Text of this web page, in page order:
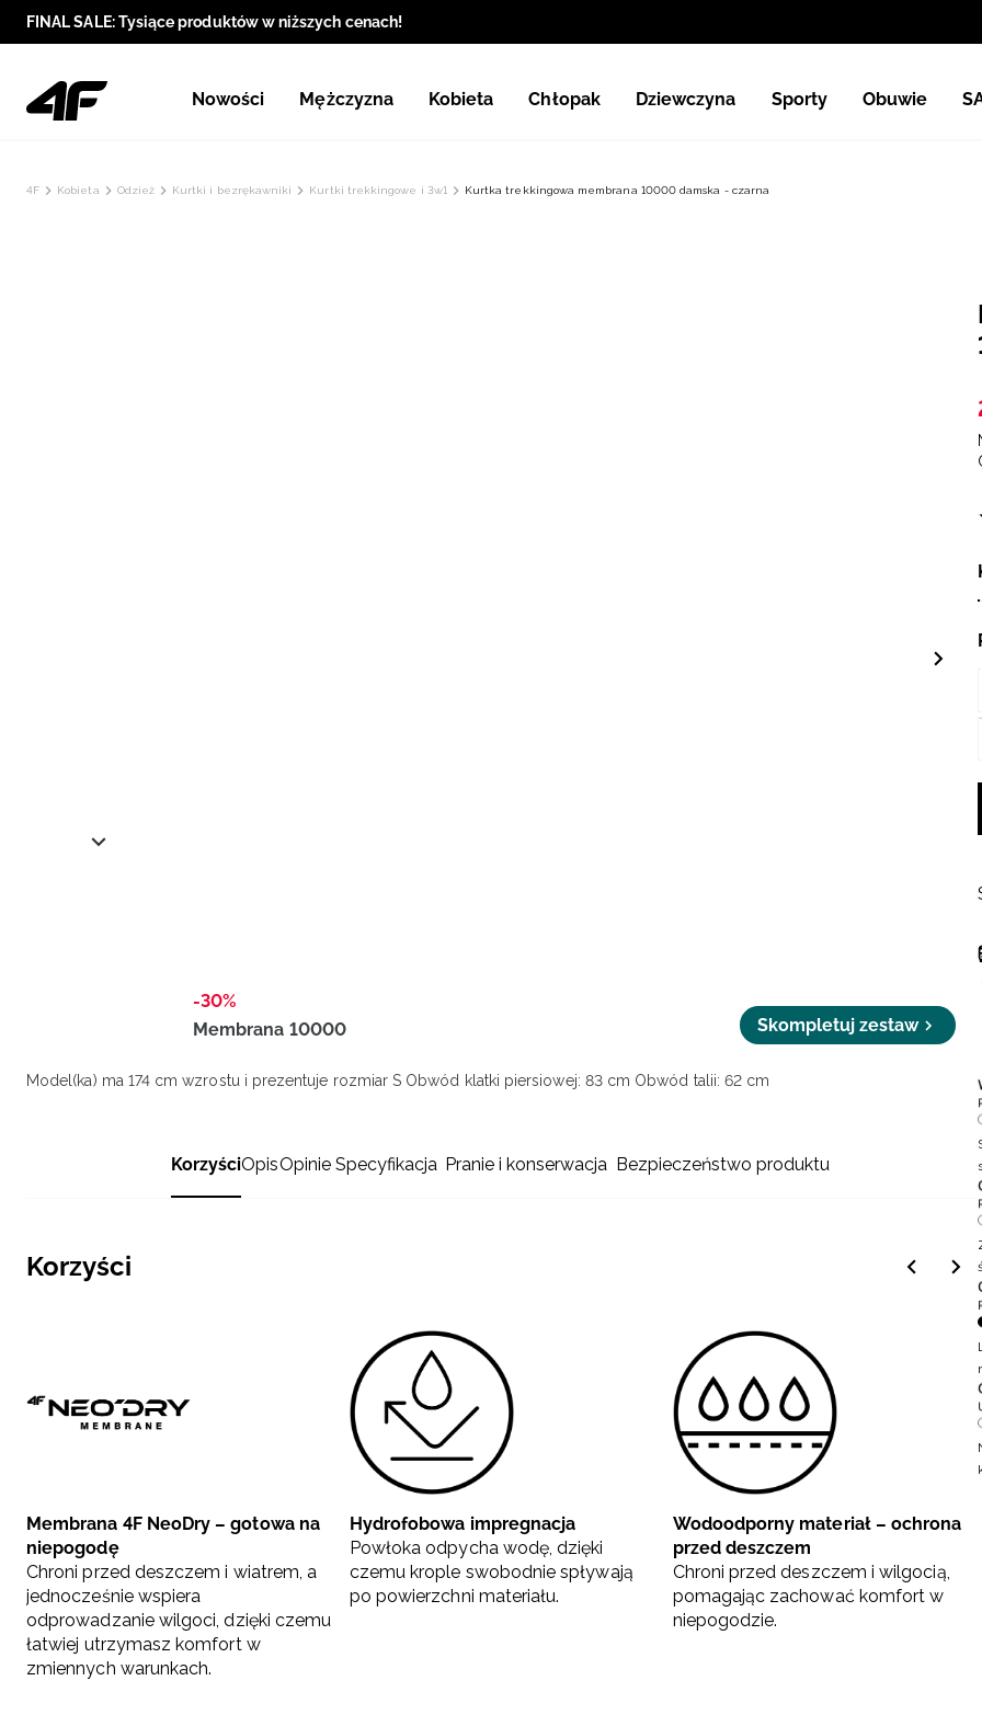
FINAL SALE: Tysiące produktów w niższych cenach!
Nowości Mężczyzna Kobieta Chłopak Dziewczyna Sporty Obuwie
4F Kobieta Odzież Kurtki i bezrękawniki Kurtki trekkingowe i 3w1 Kurtka trekkingowa membrana 10000 damska - czarna
-30%
Membrana 10000
Skompletuj zestaw
Model(ka) ma 174 cm wzrostu i prezentuje rozmiar S Obwód klatki piersiowej: 83 cm Obwód talii: 62 cm
KorzyściOpisOpinie Specyfikacja Pranie i konserwacja Bezpieczeństwo produktu
Korzyści
Membrana 4F NeoDry – gotowa na
niepogodę
Chroni przed deszczem i wiatrem, a
jednocześnie wspiera
odprowadzanie wilgoci, dzięki czemu
łatwiej utrzymasz komfort w
zmiennych warunkach.
Hydrofobowa impregnacja
Powłoka odpycha wodę, dzięki
czemu krople swobodnie spływają
po powierzchni materiału.
Wodoodporny materiał – ochrona
przed deszczem
Chroni przed deszczem i wilgocią,
pomagając zachować komfort w
niepogodzie.